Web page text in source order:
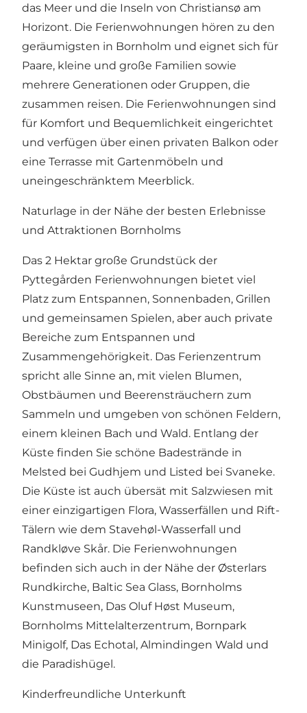
das Meer und die Inseln von Christiansø am
Horizont. Die Ferienwohnungen hören zu den
geräumigsten in Bornholm und eignet sich für
Paare, kleine und große Familien sowie
mehrere Generationen oder Gruppen, die
zusammen reisen. Die Ferienwohnungen sind
für Komfort und Bequemlichkeit eingerichtet
und verfügen über einen privaten Balkon oder
eine Terrasse mit Gartenmöbeln und
uneingeschränktem Meerblick.
Naturlage in der Nähe der besten Erlebnisse
und Attraktionen Bornholms
Das 2 Hektar große Grundstück der
Pyttegården Ferienwohnungen bietet viel
Platz zum Entspannen, Sonnenbaden, Grillen
und gemeinsamen Spielen, aber auch private
Bereiche zum Entspannen und
Zusammengehörigkeit. Das Ferienzentrum
spricht alle Sinne an, mit vielen Blumen,
Obstbäumen und Beerensträuchern zum
Sammeln und umgeben von schönen Feldern,
einem kleinen Bach und Wald. Entlang der
Küste finden Sie schöne Badestrände in
Melsted bei Gudhjem und Listed bei Svaneke.
Die Küste ist auch übersät mit Salzwiesen mit
einer einzigartigen Flora, Wasserfällen und Rift-
Tälern wie dem Stavehøl-Wasserfall und
Randkløve Skår. Die Ferienwohnungen
befinden sich auch in der Nähe der Østerlars
Rundkirche, Baltic Sea Glass, Bornholms
Kunstmuseen, Das Oluf Høst Museum,
Bornholms Mittelalterzentrum, Bornpark
Minigolf, Das Echotal, Almindingen Wald und
die Paradishügel.
Kinderfreundliche Unterkunft